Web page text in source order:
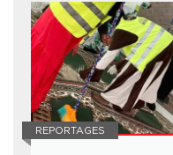
REPORTAGES